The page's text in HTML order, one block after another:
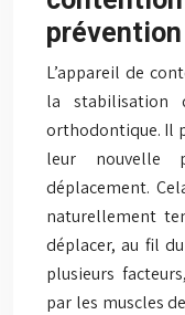
prévention
L’appareil de
la stabilisation
orthodontique. Il
leur nouvelle
déplacement.
naturellement
déplacer, au fil
plusieurs
par les muscles